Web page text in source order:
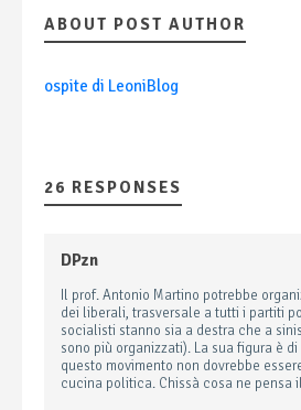
ABOUT POST AUTHOR
ospite di LeoniBlog
26 RESPONSES
DPzn
Il prof. Antonio Martino potrebbe
dei liberali, trasversale a tutti i partiti
socialisti stanno sia a destra che a
sono più organizzati). La sua figura è
questo movimento non dovrebbe
cucina politica. Chissà cosa ne pensa